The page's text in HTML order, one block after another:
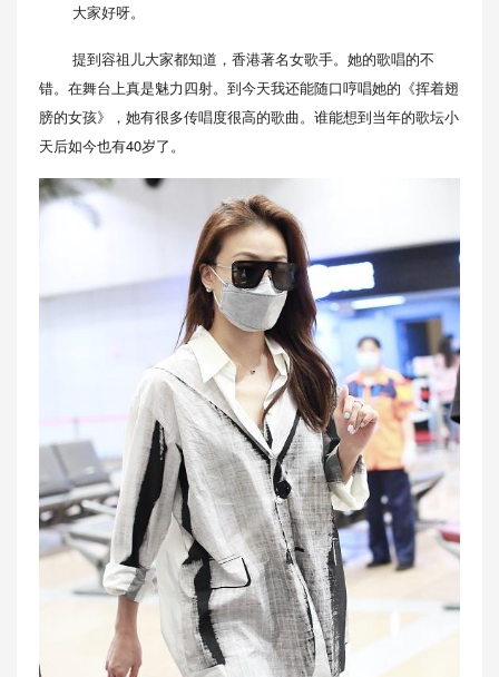
大家好呀。
提到容祖儿大家都知道，香港著名女歌手。她的歌唱的不
错。在舞台上真是魅力四射。到今天我还能随口哼唱她的《挥着翅
膀的女孩》，她有很多传唱度很高的歌曲。谁能想到当年的歌坛小
天后如今也有40岁了。